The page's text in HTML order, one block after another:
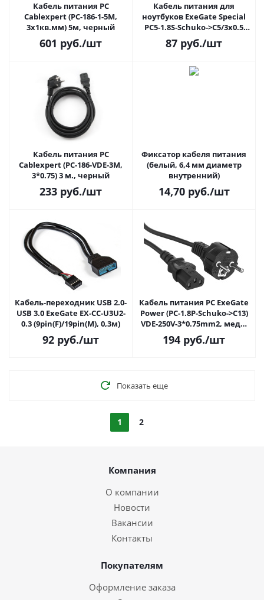
Кабель питания PC
Cablexpert (PC-186-1-5M,
3x1кв.мм) 5м, черный
601 руб./шт
Кабель питания для
ноутбуков ExeGate Special
PC5-1.8S-Schuko->C5/3x0.5
(1,8м, CCA, 3-pin, 3х0,5мм)
87 руб./шт
Кабель питания PC
Cablexpert (PC-186-VDE-3M,
3*0.75) 3 м., черный
233 руб./шт
Фиксатор кабеля питания
(белый, 6,4 мм диаметр
внутренний)
14,70руб./шт
Кабель-переходник USB 2.0-
USB 3.0 ExeGate EX-CC-U3U2-
0.3 (9pin(F)/19pin(M), 0,3м)
92 руб./шт
Кабель питания PC ExeGate
Power (PC-1.8P-Schuko->C13)
VDE-250V-3*0.75mm2, медь,
10А, 1.8м, черный
194 руб./шт
Показать еще
1 2
Компания
О компании
Новости
Вакансии
Контакты
Покупателям
Оформление заказа